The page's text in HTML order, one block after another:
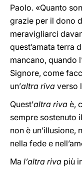
Paolo. «Quanto
grazie per il dono
meravigliarci
quest’amata terra
mancano, quando
Signore, come
un’altra riva verso
Quest’altra riva è,
sempre sostenuto
non è
nella fede e
Ma l’altra riva più